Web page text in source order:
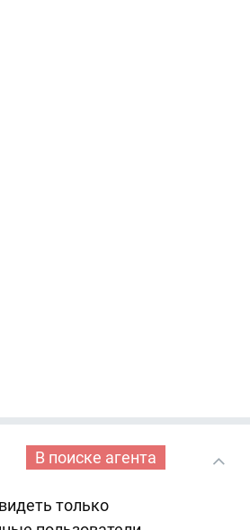
В поиске агента
только